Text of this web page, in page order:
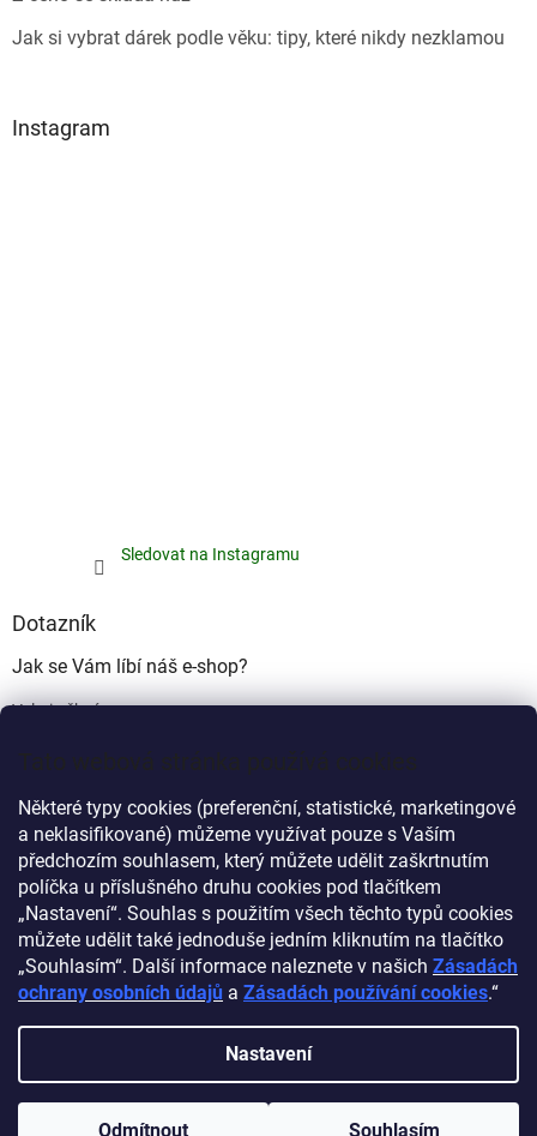
Tato webová stránka používá cookies
Některé typy cookies (preferenční, statistické, marketingové
a neklasifikované) můžeme využívat pouze s Vaším
předchozím souhlasem, který můžete udělit zaškrtnutím
políčka u příslušného druhu cookies pod tlačítkem
„Nastavení“. Souhlas s použitím všech těchto typů cookies
můžete udělit také jednoduše jedním kliknutím na tlačítko
„Souhlasím“. Další informace naleznete v našich Zásadách
ochrany osobních údajů a Zásadách používání cookies.“
Nastavení
Odmítnout Souhlasím
Jak si vybrat dárek podle věku: tipy, které nikdy nezklamou
Instagram
Sledovat na Instagramu
Dotazník
Jak se Vám líbí náš e-shop?
Velmi pěkný
Ujde to
Nelíbí se mi
Počet hlasů:340
Myprovas.cz Obchodnawebu.cz
Vytvořil Shoptet